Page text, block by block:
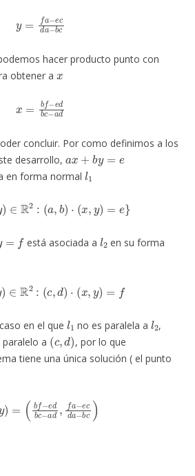
−ecd
hacer producto punto con
obtener a
x
−e db
concluir. Por como definimos a los
desarrollo,
ax +by=e
en forma normal
l 1
∈ :(a, ⋅ ,y e
está asociada a
l2
en su forma
∈ :(c, ⋅ y f
en el que
l
no es paralela a
l
,
a
(c,d)
, por lo que
tiene una única solución ( el punto
(x ,y)
e c−a d,f −e cda